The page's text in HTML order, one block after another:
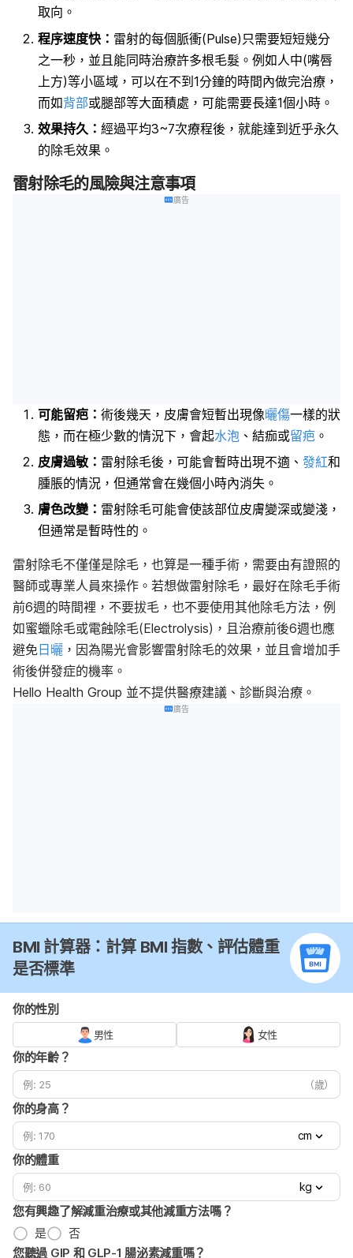
取向。
程序速度快： 雷射的每個脈衝(Pulse)只需要短短幾分
之一秒，並且能同時治療許多根毛髮。例如人中(嘴唇
上方)等小區域，可以在不到1分鐘的時間內做完治療，
而如背部或腿部等大面積處，可能需要長達1個小時。
效果持久： 經過平均3~7次療程後，就能達到近乎永久
的除毛效果。
雷射除毛的風險與注意事項
廣告
可能留疤： 術後幾天，皮膚會短暫出現像曬傷一樣的狀
態，而在極少數的情況下，會起水泡 、結痂或留疤 。
皮膚過敏： 雷射除毛後，可能會暫時出現不適、 發紅和
腫脹的情況，但通常會在幾個小時內消失。
膚色改變： 雷射除毛可能會使該部位皮膚變深或變淺，
但通常是暫時性的。
雷射除毛不僅僅是除毛，也算是一種手術，需要由有證照的
醫師或專業人員來操作。若想做雷射除毛，最好在除毛手術
前6週的時間裡，不要拔毛，也不要使用其他除毛方法，例
如蜜蠟除毛或電蝕除毛(Electrolysis)，且治療前後6週也應
避免 日曬 ，因為陽光會影響雷射除毛的效果，並且會增加手
術後併發症的機率。
Hello Health Group 並不提供醫療建議、診斷與治療。
廣告
BMI 計算器：計算 BMI 指數、評估體重
是否標準
你的性別
男性 女性
你的年齡？
（歲）
你的身高？
cm
你的體重
kg
您有興趣了解減重治療或其他減重方法嗎？
是
否
您聽過 GIP 和 GLP-1 腸泌素減重嗎？